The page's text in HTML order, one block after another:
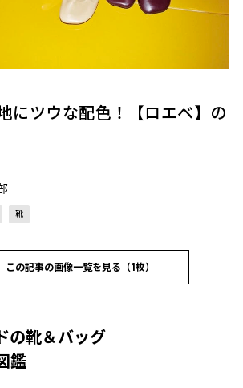
にツウな配色！【ロエベ】の
靴
この記事の画像一覧を見る（1枚）
の靴＆バッグ
鑑